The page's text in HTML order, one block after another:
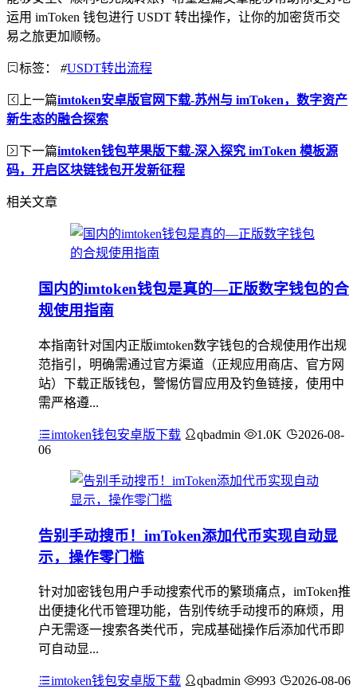
运用 imToken 钱包进行 USDT 转出操作，让你的加密货币交
易之旅更加顺畅。
标签： #USDT转出流程
上一篇imtoken安卓版官网下载-苏州与 imToken，数字资产
新生态的融合探索
下一篇imtoken钱包苹果版下载-深入探究 imToken 模板源
码，开启区块链钱包开发新征程
相关文章
国内的imtoken钱包是真的—正版数字钱包的合
规使用指南
本指南针对国内正版imtoken数字钱包的合规使用作出规
范指引，明确需通过官方渠道（正规应用商店、官方网
站）下载正版钱包，警惕仿冒应用及钓鱼链接，使用中
需严格遵...
imtoken钱包安卓版下载 qbadmin 1.0K
2026-08-
06
告别手动搜币！imToken添加代币实现自动显
示，操作零门槛
针对加密钱包用户手动搜索代币的繁琐痛点，imToken推
出便捷化代币管理功能，告别传统手动搜币的麻烦，用
户无需逐一搜索各类代币，完成基础操作后添加代币即
可自动显...
imtoken钱包安卓版下载 qbadmin 993 2026-08-06